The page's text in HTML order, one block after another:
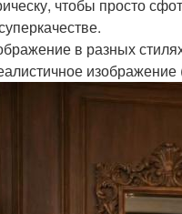
чтобы просто
в разных